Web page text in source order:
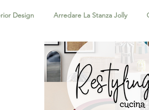
Design Arredare La Stanza Jolly